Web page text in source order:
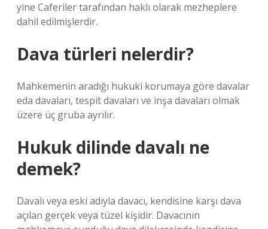
yine Caferiler tarafından haklı olarak mezheplere
dahil edilmişlerdir.
Dava türleri nelerdir?
Mahkemenin aradığı hukuki korumaya göre davalar
eda davaları, tespit davaları ve inşa davaları olmak
üzere üç gruba ayrılır.
Hukuk dilinde davalı ne
demek?
Davalı veya eski adıyla davacı, kendisine karşı dava
açılan gerçek veya tüzel kişidir. Davacının